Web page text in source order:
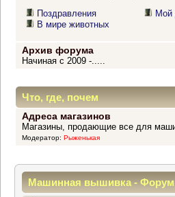
Поздравления
В мире животных
Мой
Архив форума
Начиная с 2009 -.....
Что, где, почем
Адреса магазинов
Магазины, продающие все для
Модератор: Рыженькая
Машинная вышивка -